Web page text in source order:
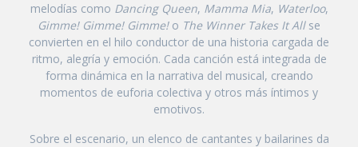
melodías como Dancing Queen, Mamma Mia, Waterloo,
Gimme! Gimme! Gimme!o The Winner Takes It Allse
convierten en el hilo conductor de una historia cargada de
ritmo, alegría y emoción. Cada canción está integrada de
forma dinámica en la narrativa del musical, creando
momentos de euforia colectiva y otros más íntimos y
emotivos.
Sobre el escenario, un elenco de cantantes y bailarines da